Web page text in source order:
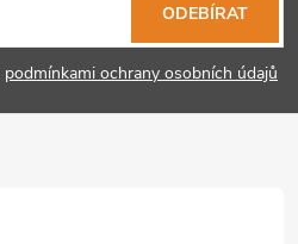
podmínkami ochrany osobních údajů
ODEBÍRAT